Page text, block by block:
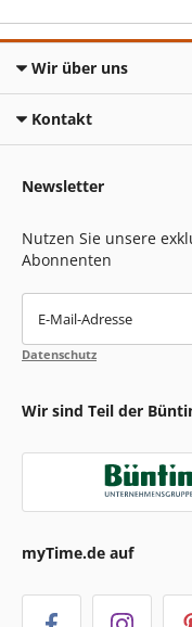
Wir über uns
Kontakt
Newsletter
Nutzen Sie unsere
Abonnenten
E-Mail-Adresse
Datenschutz
Wir sind Teil der
myTime.de auf